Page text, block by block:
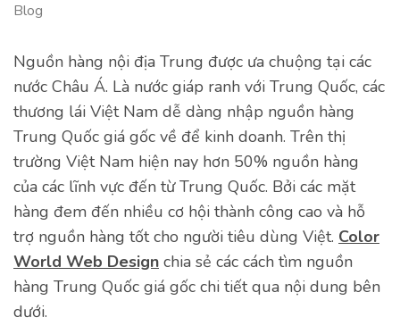
Blog
Nguồn hàng nội địa Trung được ưa chuộng tại các
nước Châu Á. Là nước giáp ranh với Trung Quốc, các
thương lái Việt Nam dễ dàng nhập nguồn hàng
Trung Quốc giá gốc về để kinh doanh. Trên thị
trường Việt Nam hiện nay hơn 50% nguồn hàng
của các lĩnh vực đến từ Trung Quốc. Bởi các mặt
hàng đem đến nhiều cơ hội thành công cao và hỗ
trợ nguồn hàng tốt cho người tiêu dùng Việt. Color
World Web Design chia sẻ các cách tìm nguồn
hàng Trung Quốc giá gốc chi tiết qua nội dung bên
dưới.